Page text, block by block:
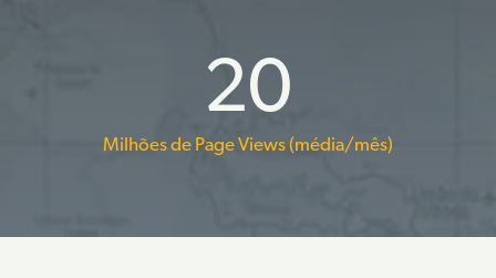
20
Milhões de Page Views (média/mês)